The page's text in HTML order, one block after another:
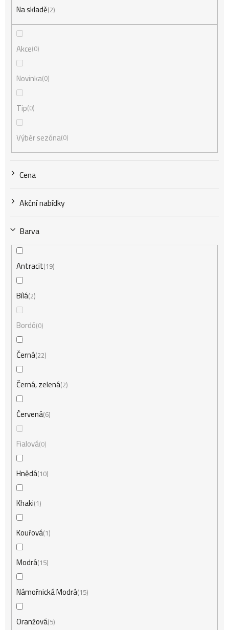
e
d
u
Na skladě 2
Akce 0
Novinka 0
Tip 0
Výběr sezóna 0
Cena
Akční nabídky
Barva
Antracit 19
Bílá 2
Bordó 0
Černá 22
Černá, zelená 2
Červená 6
Fialová 0
Hnědá 10
Khaki 1
Kouřová 1
Modrá 15
Námořnická Modrá 15
Oranžová 5